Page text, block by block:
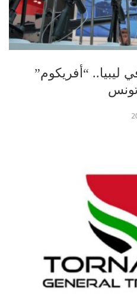
“أفريكوم”